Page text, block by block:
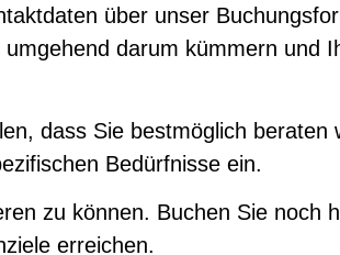
über unser
darum kümmern und
dass Sie bestmöglich beraten
Bedürfnisse ein.
zu können. Buchen Sie noch
erreichen.